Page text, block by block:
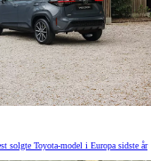
solgte Toyota-model i Europa sidste år